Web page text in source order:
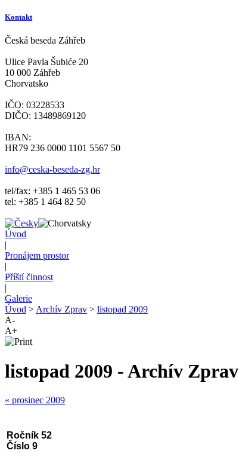
Kontakt
Česká beseda Záhřeb
Ulice Pavla Šubiće 20
10 000 Záhřeb
Chorvatsko
IČO: 03228533
DIČO: 13489869120
IBAN:
HR79 236 0000 1101 5567 50
info@ceska-beseda-zg.hr
tel/fax: +385 1 465 53 06
tel: +385 1 464 82 50
Úvod
|
Pronájem prostor
|
Příští činnost
|
Galerie
Úvod > Archív Zprav > listopad 2009
A-
A+
listopad 2009 - Archív Zprav
« prosinec 2009
Ročník 52
Číslo 9